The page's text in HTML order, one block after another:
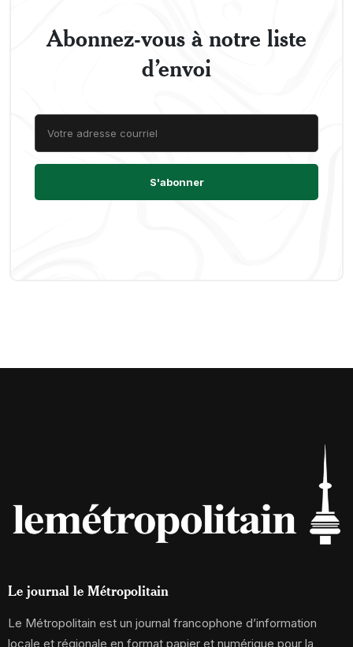
Abonnez-vous à notre liste
d’envoi
Le journal le Métropolitain
Le Métropolitain est un journal francophone d’information
locale et régionale en format papier et numérique pour la